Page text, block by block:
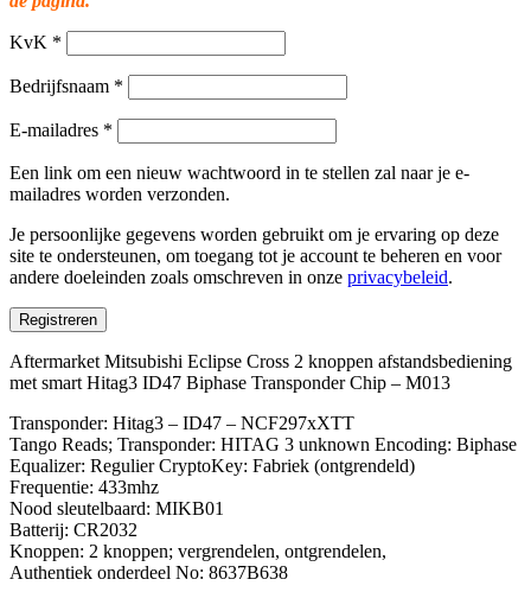
KvK *
Bedrijfsnaam *
E-mailadres *
Een link om een nieuw wachtwoord in te stellen zal naar je e-
mailadres worden verzonden.
Je persoonlijke gegevens worden gebruikt om je ervaring op deze
site te ondersteunen, om toegang tot je account te beheren en voor
andere doeleinden zoals omschreven in onze privacybeleid.
Registreren
Aftermarket Mitsubishi Eclipse Cross 2 knoppen afstandsbediening
met smart Hitag3 ID47 Biphase Transponder Chip – M013
Transponder: Hitag3 – ID47 – NCF297xXTT
Tango Reads; Transponder: HITAG 3 unknown Encoding: Biphase
Equalizer: Regulier CryptoKey: Fabriek (ontgrendeld)
Frequentie: 433mhz
Nood sleutelbaard: MIKB01
Batterij: CR2032
Knoppen: 2 knoppen; vergrendelen, ontgrendelen,
Authentiek onderdeel No: 8637B638